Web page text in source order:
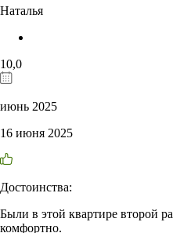
Наталья
10,0
июнь 2025
16 июня 2025
Достоинства:
Были в этой квартире второй
комфортно.